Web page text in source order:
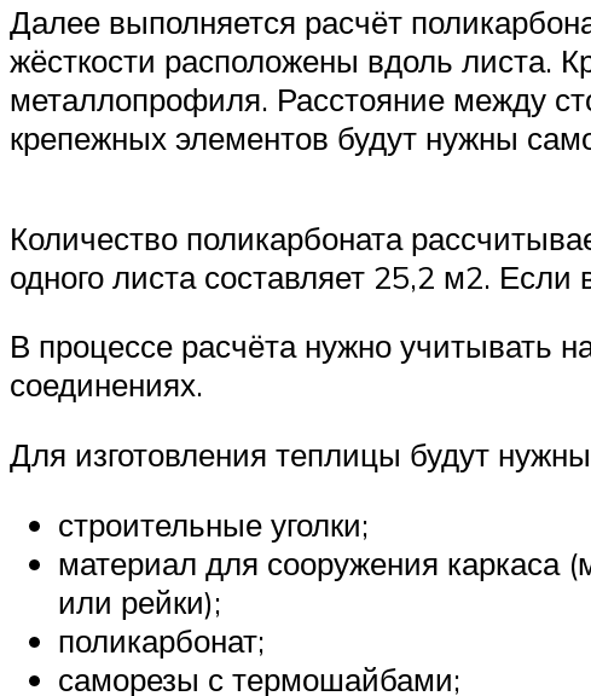
Далее выполняется расчёт
жёсткости расположены вдоль листа.
металлопрофиля. Расстояние между
крепежных элементов будут нужны
Количество поликарбоната
одного листа составляет 25,2 м2.
В процессе расчёта нужно учитывать
соединениях.
Для изготовления теплицы будут
строительные уголки;
материал для сооружения каркаса
или рейки);
поликарбонат;
саморезы с термошайбами;